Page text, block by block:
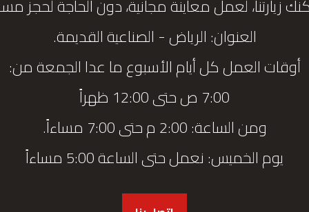
زيارتنا، لعمل معاينة مجانية، دون الحاجة لحجز
العنوان: الرياض - الصناعية القديمة.
أوقات العمل كل أيام الأسبوع ما عدا الجمعة من:
7:00 ص حتى 12:00 ظهراً
ومن الساعة: 2:00 م حتى 7:00 مساءاً.
يوم الخميس: نعمل حتى الساعة 5:00 مساءاً